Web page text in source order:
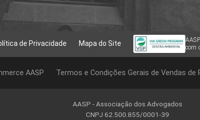
de Privacidade Mapa do Site
com
AASP Termos e Condições Gerais de Vendas
AASP - Associação dos Advogados
CNPJ 62.500.855/0001-39